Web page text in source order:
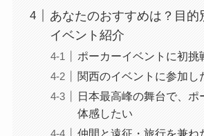
あなたのおすすめは？目的
イベント紹介
ポーカーイベントに初挑
関西のイベントに参加し
日本最高峰の舞台で、ポ
体感したい
仲間と遠征・旅行を兼ね